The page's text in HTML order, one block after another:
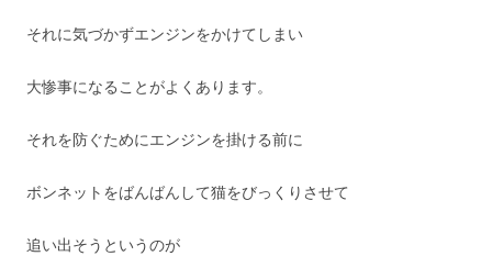
それに気づかずエンジンをかけてしまい
大惨事になることがよくあります。
それを防ぐためにエンジンを掛ける前に
ボンネットをばんばんして猫をびっくりさせて
追い出そうというのが